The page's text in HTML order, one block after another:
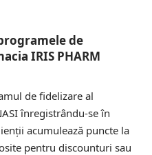
de
IRIS PHARM
de fidelizare al
înregistrându-se în
acumulează puncte la
pentru discounturi sau